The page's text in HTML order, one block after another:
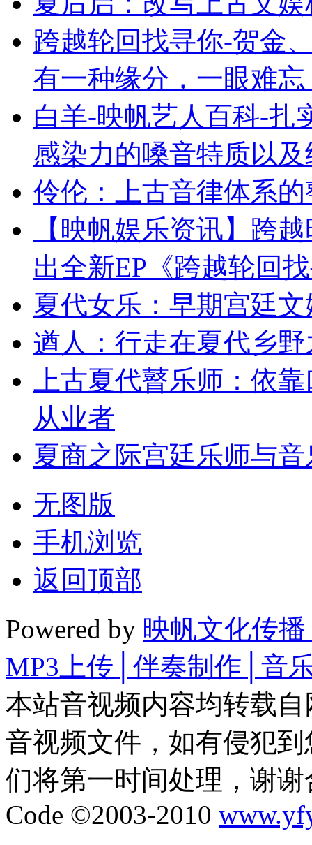
跨越轮回找寻你-贺金
有一种缘分，一眼难
白羊-映帆艺人百科-扎
感染力的嗓音特质以
伶伦：上古音律体系
【映帆娱乐资讯】跨
出全新EP《跨越轮回
夏代女乐：早期宫廷
遒人：行走在夏代乡
上古夏代瞽乐师：依
从业者
夏商之际宫廷乐师与
无图版
手机浏览
返回顶部
Powered by 映帆文化传
MP3上传│伴奏制作│音
本站音视频内容均转载
音视频文件，如有侵犯
们将第一时间处理，谢谢
Code ©2003-2010